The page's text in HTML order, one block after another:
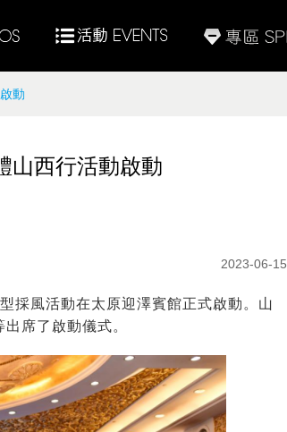
動
山西行活動啟動
2023-06-15
採風活動在太原迎澤賓館正式啟動。山
席了啟動儀式。